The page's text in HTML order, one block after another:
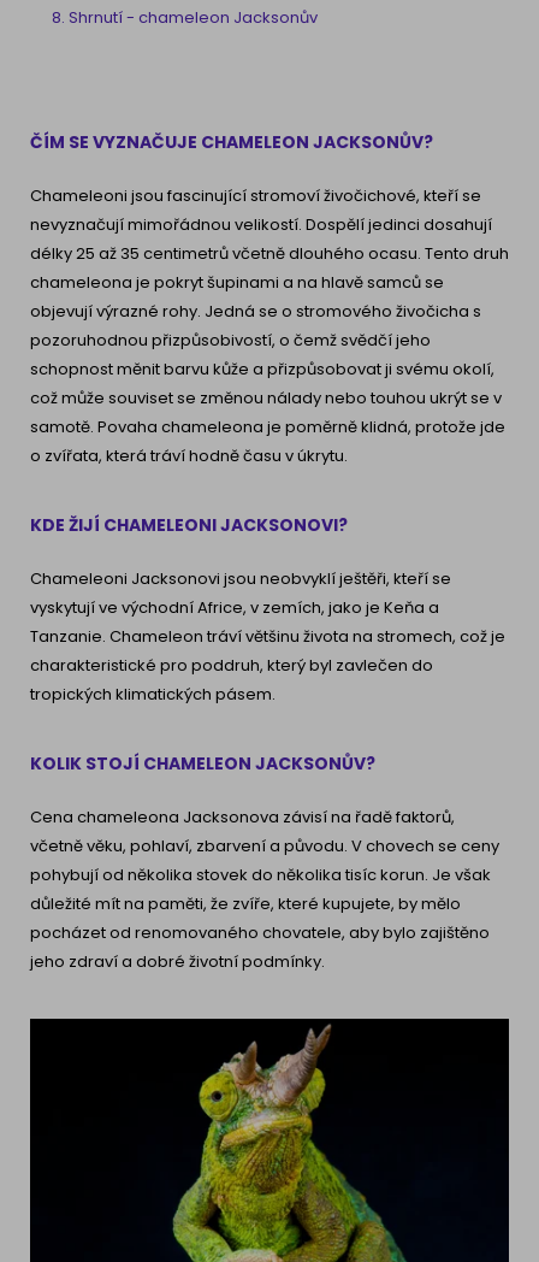
Shrnutí - chameleon Jacksonův
ČÍM SE VYZNAČUJE CHAMELEON JACKSONŮV?
Chameleoni jsou fascinující stromoví živočichové, kteří se
nevyznačují mimořádnou velikostí. Dospělí jedinci dosahují
délky 25 až 35 centimetrů včetně dlouhého ocasu. Tento druh
chameleona je pokryt šupinami a na hlavě samců se
objevují výrazné rohy. Jedná se o stromového živočicha s
pozoruhodnou přizpůsobivostí, o čemž svědčí jeho
schopnost měnit barvu kůže a přizpůsobovat ji svému okolí,
což může souviset se změnou nálady nebo touhou ukrýt se v
samotě. Povaha chameleona je poměrně klidná, protože jde
o zvířata, která tráví hodně času v úkrytu.
KDE ŽIJÍ CHAMELEONI JACKSONOVI?
Chameleoni Jacksonovi jsou neobvyklí ještěři, kteří se
vyskytují ve východní Africe, v zemích, jako je Keňa a
Tanzanie. Chameleon tráví většinu života na stromech, což je
charakteristické pro poddruh, který byl zavlečen do
tropických klimatických pásem.
KOLIK STOJÍ CHAMELEON JACKSONŮV?
Cena chameleona Jacksonova závisí na řadě faktorů,
včetně věku, pohlaví, zbarvení a původu. V chovech se ceny
pohybují od několika stovek do několika tisíc korun. Je však
důležité mít na paměti, že zvíře, které kupujete, by mělo
pocházet od renomovaného chovatele, aby bylo zajištěno
jeho zdraví a dobré životní podmínky.